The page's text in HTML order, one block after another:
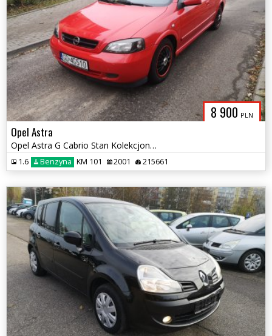
8 900 PLN
Opel Astra
Opel Astra G Cabrio Stan Kolekcjonerski Zamiana
1.6 Benzyna KM 101 2001 215661